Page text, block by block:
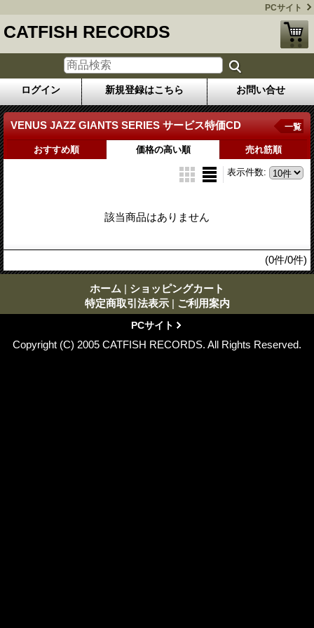
PCサイト
CATFISH RECORDS
ログイン 新規登録はこちら お問い合せ
VENUS JAZZ GIANTS SERIES サービス特価CD 一覧
おすすめ順 価格の高い順 売れ筋順
表示件数:
該当商品はありません
(0件/0件)
ホーム | ショッピングカート
特定商取引法表示 | ご利用案内
PCサイト
Copyright (C) 2005 CATFISH RECORDS. All Rights Reserved.